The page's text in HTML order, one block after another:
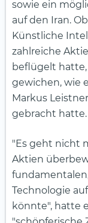
sowie ein
auf den Iran.
Künstliche
zahlreiche
beflügelt
gewichen, wie
Markus
gebracht hatte.
"Es geht nicht
Aktien
Technologie
könnte", hatte